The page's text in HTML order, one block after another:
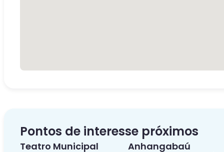
Pontos de interesse próximos
Teatro Municipal Anhangabaú